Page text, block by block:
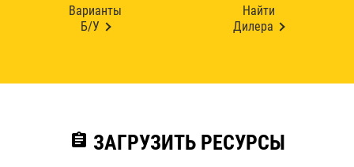
Варианты
Б/У
Найти
Дилера
assignment ЗАГРУЗИТЬ РЕСУРСЫ